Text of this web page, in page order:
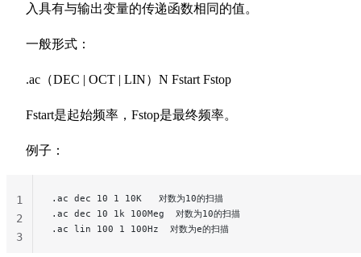
入具有与输出变量的传递函数相同的值。
一般形式：
.ac（DEC | OCT | LIN）N Fstart Fstop
Fstart是起始频率，Fstop是最终频率。
例子：
.ac dec 10 1 10K   对数为10的扫描
.ac dec 10 1k 100Meg  对数为10的扫描
.ac lin 100 1 100Hz  对数为e的扫描
1
2
3